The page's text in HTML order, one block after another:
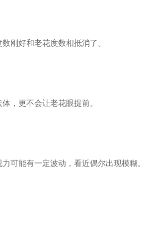
刚好和老花度数相抵消了。
，更不会让老花眼提前。
能有一定波动，看近偶尔出现模糊。